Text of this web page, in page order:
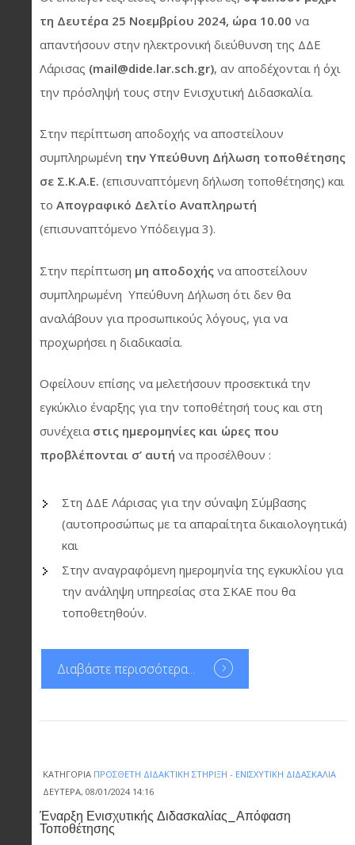
τη Δευτέρα 25 Νοεμβρίου 2024, ώρα 10.00 να
απαντήσουν στην ηλεκτρονική διεύθυνση της ΔΔΕ
Λάρισας (mail@dide.lar.sch.gr), αν αποδέχονται ή όχι
την πρόσληψή τους στην Ενισχυτική Διδασκαλία.
Στην περίπτωση αποδοχής να αποστείλουν
συμπληρωμένη την Υπεύθυνη Δήλωση τοποθέτησης
σε Σ.Κ.Α.Ε. (επισυναπτόμενη δήλωση τοποθέτησης) και
το Απογραφικό Δελτίο Αναπληρωτή
(επισυναπτόμενο Υπόδειγμα 3).
Στην περίπτωση μη αποδοχής να αποστείλουν
συμπληρωμένη Υπεύθυνη Δήλωση ότι δεν θα
αναλάβουν για προσωπικούς λόγους, για να
προχωρήσει η διαδικασία.
Οφείλουν επίσης να μελετήσουν προσεκτικά την
εγκύκλιο έναρξης για την τοποθέτησή τους και στη
συνέχεια στις ημερομηνίες και ώρες που
προβλέπονται σ’ αυτή να προσέλθουν :
Στη ΔΔΕ Λάρισας για την σύναψη Σύμβασης
(αυτοπροσώπως με τα απαραίτητα δικαιολογητικά)
και
Στην αναγραφόμενη ημερομηνία της εγκυκλίου για
την ανάληψη υπηρεσίας στα ΣΚΑΕ που θα
τοποθετηθούν.
Διαβάστε περισσότερα...
ΚΑΤΗΓΟΡΊΑ ΠΡΌΣΘΕΤΗ ΔΙΔΑΚΤΙΚΉ ΣΤΉΡΙΞΗ - ΕΝΙΣΧΥΤΙΚΉ ΔΙΔΑΣΚΑΛΊΑ
ΔΕΥΤΈΡΑ, 08/01/2024 14:16
Έναρξη Ενισχυτικής Διδασκαλίας_Απόφαση
Τοποθέτησης